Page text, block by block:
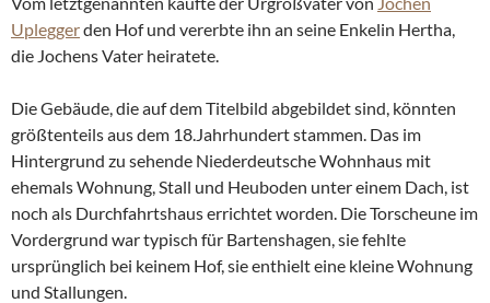
Upleggerden Hof und vererbte ihn an seine Enkelin Hertha,
die Jochens Vater heiratete.
Die Gebäude, die auf dem Titelbild abgebildet sind, könnten
größtenteils aus dem 18.Jahrhundert stammen. Das im
Hintergrund zu sehende Niederdeutsche Wohnhaus mit
ehemals Wohnung, Stall und Heuboden unter einem Dach, ist
noch als Durchfahrtshaus errichtet worden. Die Torscheune im
Vordergrund war typisch für Bartenshagen, sie fehlte
ursprünglich bei keinem Hof, sie enthielt eine kleine Wohnung
und Stallungen.